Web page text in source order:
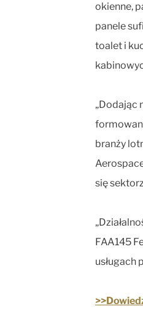
okienne,
panele
toalet i
„Dodając
branży
się
FAA145
usługach